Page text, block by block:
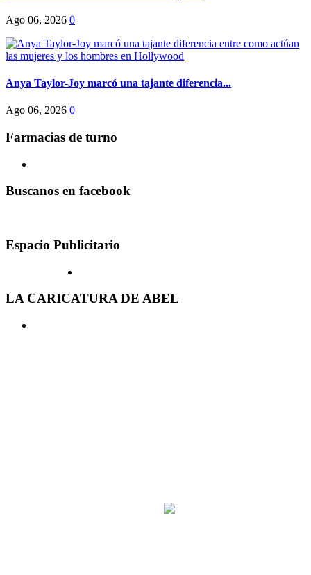
Ago 06, 2026 0
Anya Taylor-Joy marcó una tajante diferencia...
Ago 06, 2026 0
Farmacias de turno
Buscanos en facebook
Espacio Publicitario
LA CARICATURA DE ABEL